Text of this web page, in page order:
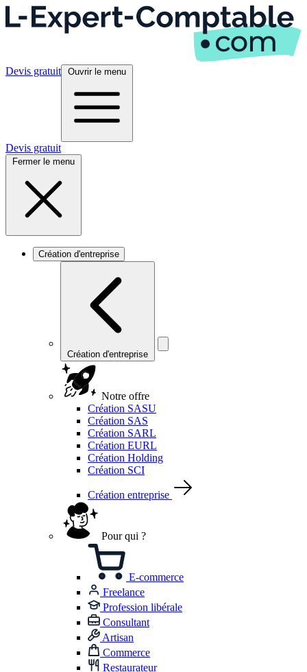
Devis gratuit Ouvrir le menu
Devis gratuit
Fermer le menu
Création d'entreprise
Création d'entreprise
Notre offre
Création SASU
Création SAS
Création SARL
Création EURL
Création Holding
Création SCI
Création entreprise
Pour qui ?
E-commerce
Freelance
Profession libérale
Consultant
Artisan
Commerce
Restaurateur